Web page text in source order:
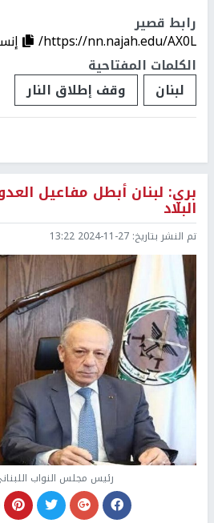
رابط قصير
https://nn.najah.edu/AX0L/
الكلمات المفتاحية
لبنان
وقف إطلاق النار
بري: لبنان أبطل مفاعيل
البلاد
تم النشر بتاريخ: 2024-11-27 13:22
رئيس مجلس النواب